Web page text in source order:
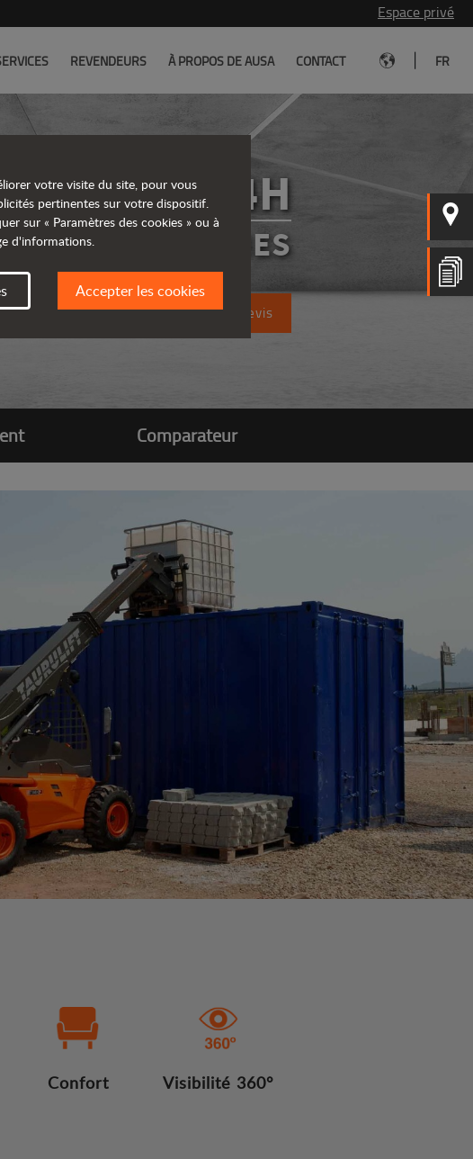
Espace privé
REVENDEURS À PROPOS DE AUSA CONTACT FR
T144H
TÉLESCOPIQUES
Demandez un devis
Comparateur
Confort Visibilité 360°
votre visite du site, pour vous
pertinentes sur votre dispositif.
sur « Paramètres des cookies » ou à
d'informations.
Accepter les cookies